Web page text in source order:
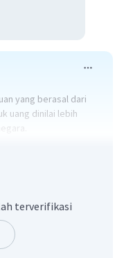
yang berasal dari
uang dinilai lebih
terverifikasi